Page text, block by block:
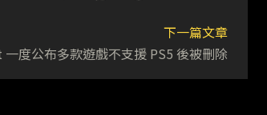
下一篇文章
度公布多款遊戲不支援 PS5 後被刪除